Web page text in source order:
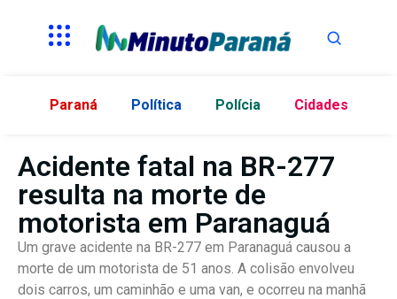
Paraná Política Polícia Cidades
Acidente fatal na BR-277
resulta na morte de
motorista em Paranaguá
Um grave acidente na BR-277 em Paranaguá causou a
morte de um motorista de 51 anos. A colisão envolveu
dois carros, um caminhão e uma van, e ocorreu na manhã